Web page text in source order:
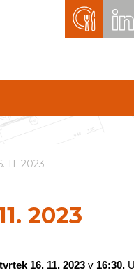
11. 2023
2023
16. 11. 2023 v 16:30.